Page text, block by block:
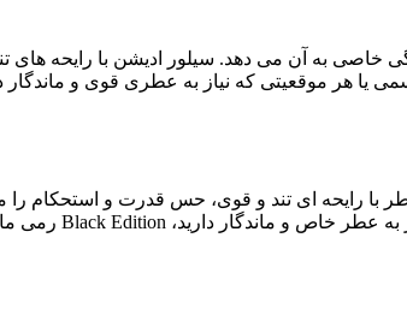
به آن می دهد. سیلور ادیشن با رایحه های
یا هر موقعیتی که نیاز به عطری قوی و